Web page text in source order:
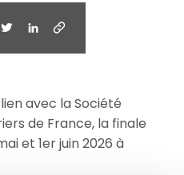
avec la Société
de France, la finale
et 1er juin 2026 à